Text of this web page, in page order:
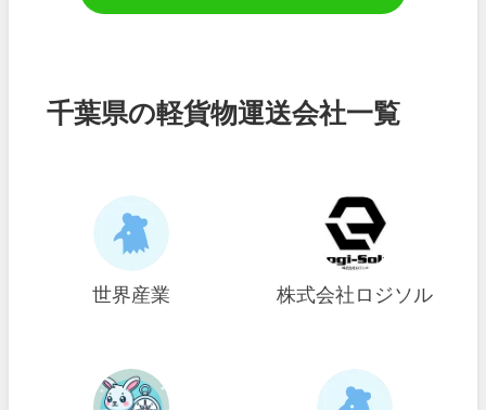
千葉県の軽貨物運送会社一覧
世界産業 株式会社ロジソル